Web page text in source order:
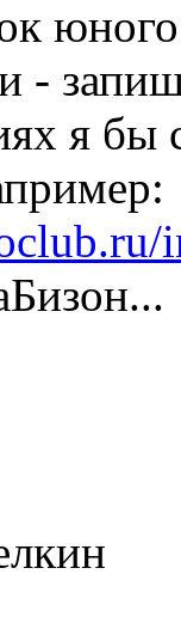
-
я бы